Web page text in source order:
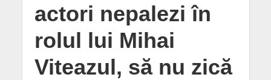
actori nepalezi în
rolul lui Mihai
Viteazul, să nu zică